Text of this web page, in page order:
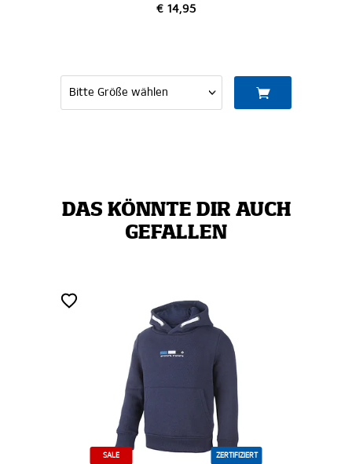
MITGLIED WERDEN
DAS KÖNNTE DIR AUCH
GEFALLEN